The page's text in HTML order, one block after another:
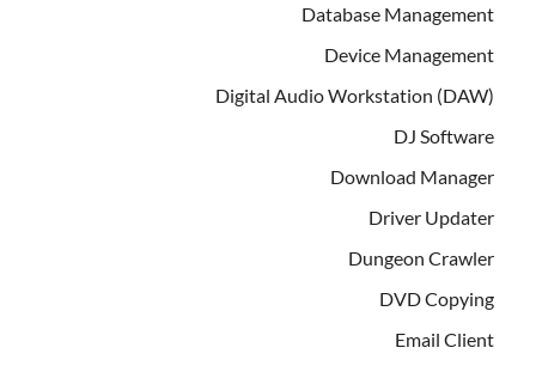
Database Management
Device Management
Digital Audio Workstation (DAW)
DJ Software
Download Manager
Driver Updater
Dungeon Crawler
DVD Copying
Email Client